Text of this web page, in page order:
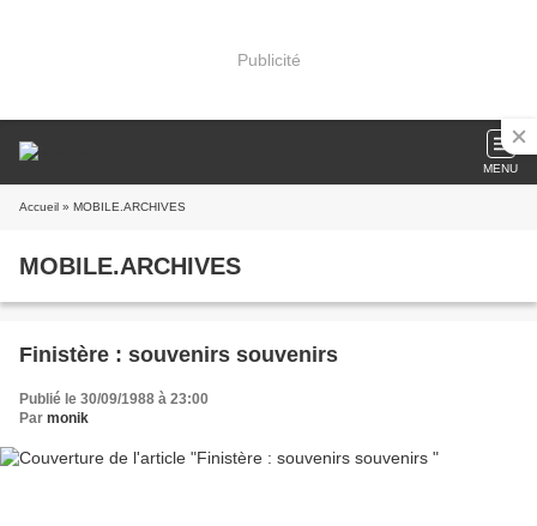
Publicité
MENU
Accueil » MOBILE.ARCHIVES
MOBILE.ARCHIVES
Finistère : souvenirs souvenirs
Publié le 30/09/1988 à 23:00
Par monik